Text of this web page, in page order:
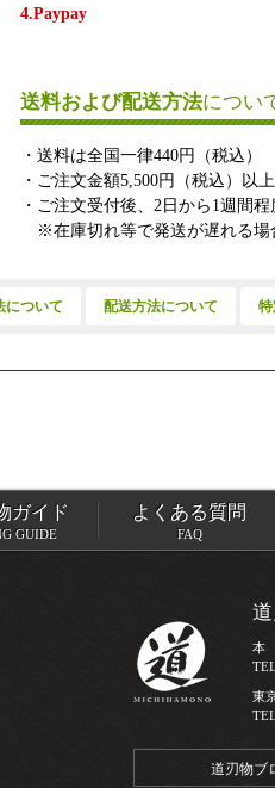
4.Paypay
送料および配送方法につい
・送料は全国一律440円（税込）
・ご注文金額5,500円（税込）以
・ご注文受付後、2日から1週間程
※在庫切れ等で発送が遅れる場
について 配送方法について
ガイド
GUIDE
よくある質問
FAQ
本
東
道刃物ブ